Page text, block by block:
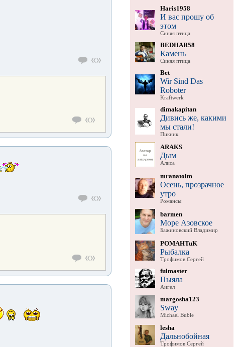
Haris1958
И вас прошу об
этом
Синяя птица
BEDHAR58
Камень
Синяя птица
Bet
Wir Sind Das
Roboter
Kraftwerk
dimakapitan
Дивись же, какими
мы стали!
Пикник
ARAKS
Дым
Алиса
mranatolm
Осень, прозрачное
утро
Романсы
barmen
Море Азовское
Бажиновский Владимир
POMAHTuK
Рыбалка
Трофимов Сергей
fulmaster
Пыяла
Аигел
margosha123
Sway
Michael Buble
lesha
Дальнобойная
Трофимов Сергей